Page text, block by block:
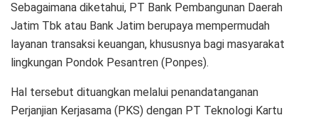
Sebagaimana diketahui, PT Bank Pembangunan Daerah
Jatim Tbk atau Bank Jatim berupaya mempermudah
layanan transaksi keuangan, khususnya bagi masyarakat
lingkungan Pondok Pesantren (Ponpes).
Hal tersebut dituangkan melalui penandatanganan
Perjanjian Kerjasama (PKS) dengan PT Teknologi Kartu